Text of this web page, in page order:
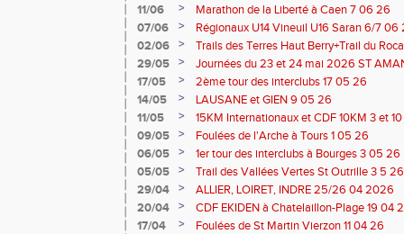
11/06
>
Marathon de la Liberté à Caen 7 06 26
07/06
>
Régionaux U14 Vineuil U16 Saran 6/7 06
02/06
>
Trails des Terres Haut Berry+Trail du
du Berry 30/31 05 2026
29/05 >
Journées du 23 et 24 mai 2026 ST
17/05
>
2ème tour des interclubs 17 05 26
14/05
>
LAUSANE et GIEN 9 05 26
11/05
>
15KM Internationaux et CDF 10KM 3 et
09/05
>
Foulées de l'Arche à Tours 1 05 26
06/05
>
1er tour des interclubs à Bourges 3 05 26
05/05
>
Trail des Vallées Vertes St Outrille 3 5 26
29/04
>
ALLIER, LOIRET, INDRE 25/26 04 2026
20/04
>
CDF EKIDEN à Chatelaillon-Plage 19 04
17/04
> Foulées de St Martin Vierzon 11 04 26